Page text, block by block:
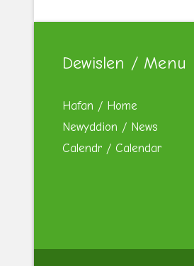
Dewislen / Menu
Hafan / Home
Newyddion / News
Calendr / Calendar